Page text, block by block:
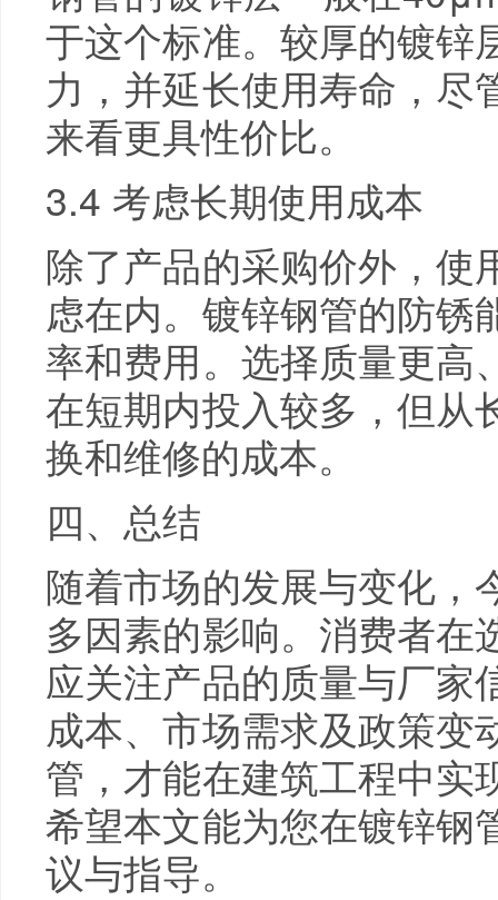
于这个标准。较厚的镀锌
力，并延长使用寿命，尽
来看更具性价比。
3.4 考虑长期使用成本
除了产品的采购价外，使
虑在内。镀锌钢管的防锈
率和费用。选择质量更高
在短期内投入较多，但从
换和维修的成本。
四、总结
随着市场的发展与变化，
多因素的影响。消费者在
应关注产品的质量与厂家
成本、市场需求及政策变
管，才能在建筑工程中实
希望本文能为您在镀锌钢
议与指导。